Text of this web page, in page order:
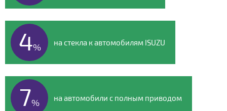
4% на стекла к автомобилям ISUZU
7% на автомобили с полным приводом